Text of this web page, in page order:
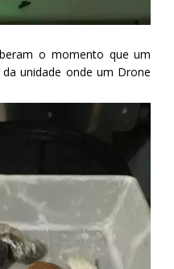
o momento que um
unidade onde um Drone